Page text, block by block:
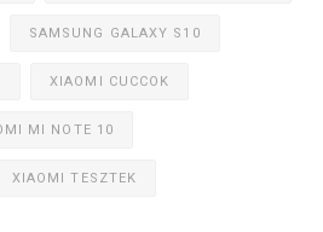
SAMSUNG GALAXY S10
XIAOMI CUCCOK
MI NOTE 10
XIAOMI TESZTEK